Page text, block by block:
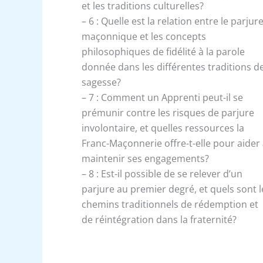
et les traditions culturelles?
– 6 : Quelle est la relation entre le parjure
maçonnique et les concepts
philosophiques de fidélité à la parole
donnée dans les différentes traditions
sagesse?
– 7 : Comment un Apprenti peut-il se
prémunir contre les risques de parjure
involontaire, et quelles ressources la
Franc-Maçonnerie offre-t-elle pour aider
maintenir ses engagements?
– 8 : Est-il possible de se relever d’un
parjure au premier degré, et quels sont
chemins traditionnels de rédemption et
de réintégration dans la fraternité?